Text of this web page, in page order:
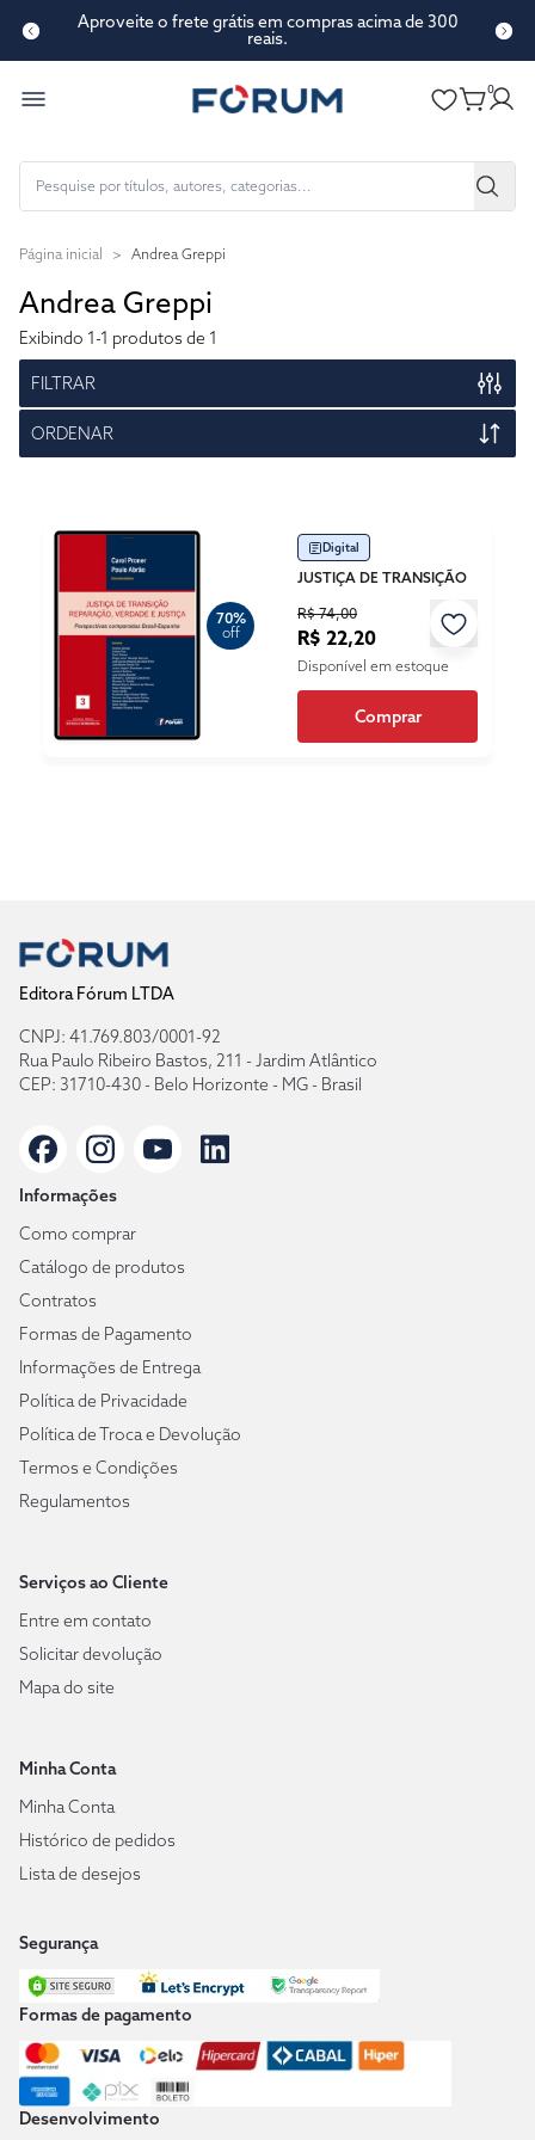
Aproveite o frete grátis em compras acima de 300
reais.
0
Página inicial > Andrea Greppi
Andrea Greppi
Exibindo 1-1 produtos de 1
FILTRAR
ORDENAR
70%
off
Digital
JUSTIÇA DE TRANSIÇÃO
R$ 74,00
R$ 22,20
Disponível em estoque
Comprar
Editora Fórum LTDA
CNPJ: 41.769.803/0001-92
Rua Paulo Ribeiro Bastos, 211 - Jardim Atlântico
CEP: 31710-430 - Belo Horizonte - MG - Brasil
Informações
Como comprar
Catálogo de produtos
Contratos
Formas de Pagamento
Informações de Entrega
Política de Privacidade
Política de Troca e Devolução
Termos e Condições
Regulamentos
Serviços ao Cliente
Entre em contato
Solicitar devolução
Mapa do site
Minha Conta
Minha Conta
Histórico de pedidos
Lista de desejos
Segurança
Formas de pagamento
Desenvolvimento